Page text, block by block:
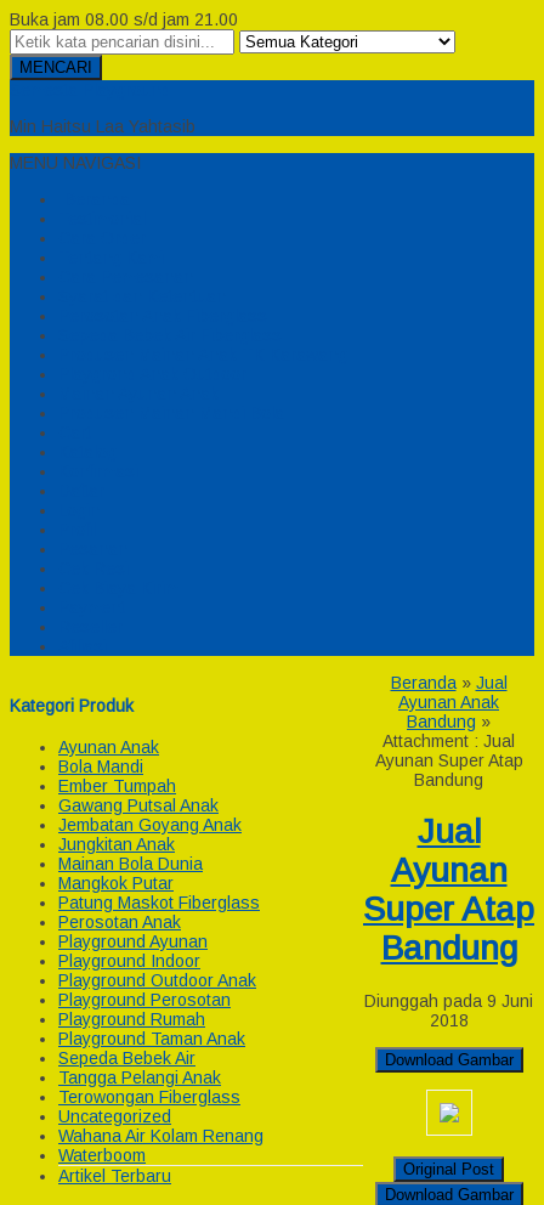
Buka jam 08.00 s/d jam 21.00
MENCARI
Min Haitsu Laa Yahtasib
MENU NAVIGASI
Kategori Produk
Ayunan Anak
Bola Mandi
Ember Tumpah
Gawang Putsal Anak
Jembatan Goyang Anak
Jungkitan Anak
Mainan Bola Dunia
Mangkok Putar
Patung Maskot Fiberglass
Perosotan Anak
Playground Ayunan
Playground Indoor
Playground Outdoor Anak
Playground Perosotan
Playground Rumah
Playground Taman Anak
Sepeda Bebek Air
Tangga Pelangi Anak
Terowongan Fiberglass
Uncategorized
Wahana Air Kolam Renang
Waterboom
Artikel Terbaru
Beranda» Jual
Ayunan Anak
Bandung »
Attachment : Jual
Ayunan Super Atap
Bandung
Jual
Ayunan
Super Atap
Bandung
Diunggah pada 9 Juni
2018
Download Gambar
Original Post
Download Gambar